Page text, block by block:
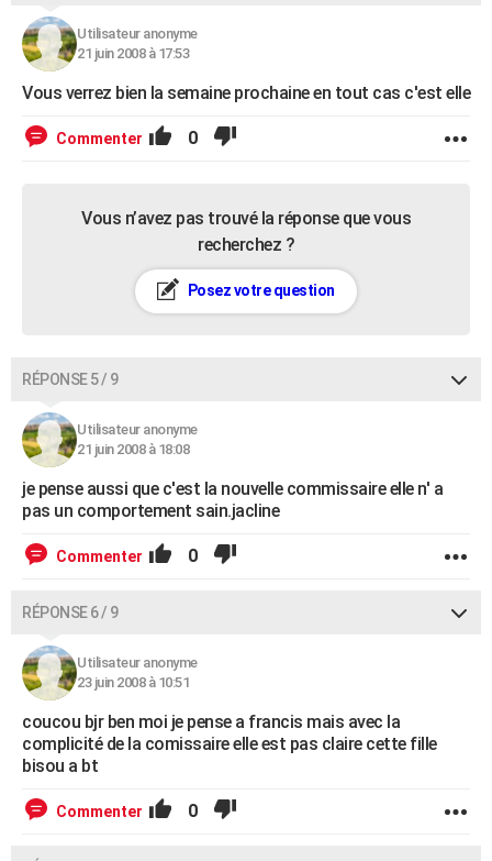
Utilisateur anonyme
21 juin 2008 à 17:53
Vous verrez bien la semaine prochaine en tout cas c'est elle
Commenter 0
Vous n’avez pas trouvé la réponse que vous
recherchez ?
Posez votre question
RÉPONSE 5 / 9
Utilisateur anonyme
21 juin 2008 à 18:08
je pense aussi que c'est la nouvelle commissaire elle n' a
pas un comportement sain.jacline
Commenter 0
RÉPONSE 6 / 9
Utilisateur anonyme
23 juin 2008 à 10:51
coucou bjr ben moi je pense a francis mais avec la
complicité de la comissaire elle est pas claire cette fille
bisou a bt
Commenter 0